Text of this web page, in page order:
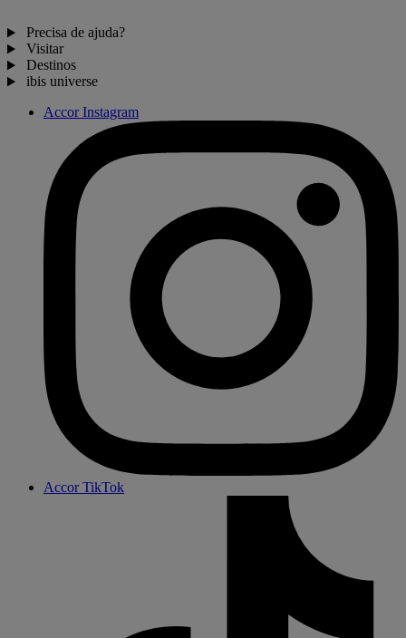
Precisa de ajuda?
Visitar
Destinos
ibis universe
Accor Instagram
Accor TikTok